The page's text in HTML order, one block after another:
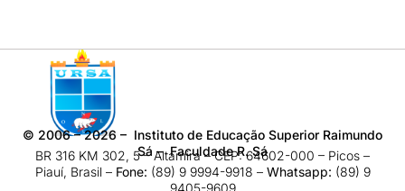
© 2006 – 2026 – Instituto de Educação Superior Raimundo
Sá – Faculdade R. Sá
BR 316 KM 302, 5 – Altamira – CEP: 64602-000 – Picos –
Piauí, Brasil – Fone: (89) 9 9994-9918​ – Whatsapp: (89) 9
9405-9609